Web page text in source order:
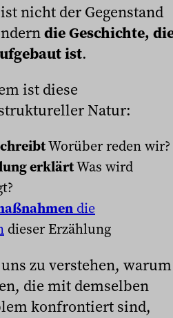
nicht der Gegenstand
die Geschichte,
ist.
ist diese
Natur:
Worüber reden wir?
erklärtWas wird
die
dieser Erzählung
zu verstehen, warum
die mit demselben
konfrontiert sind,